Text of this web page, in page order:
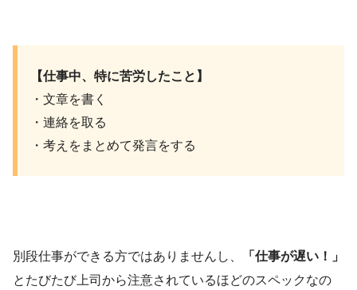
【仕事中、特に苦労したこと】
・文章を書く
・連絡を取る
・考えをまとめて発言をする
別段仕事ができる方ではありませんし、
「仕事が遅い！」
とたびたび上司から注意されているほどのスペックなの